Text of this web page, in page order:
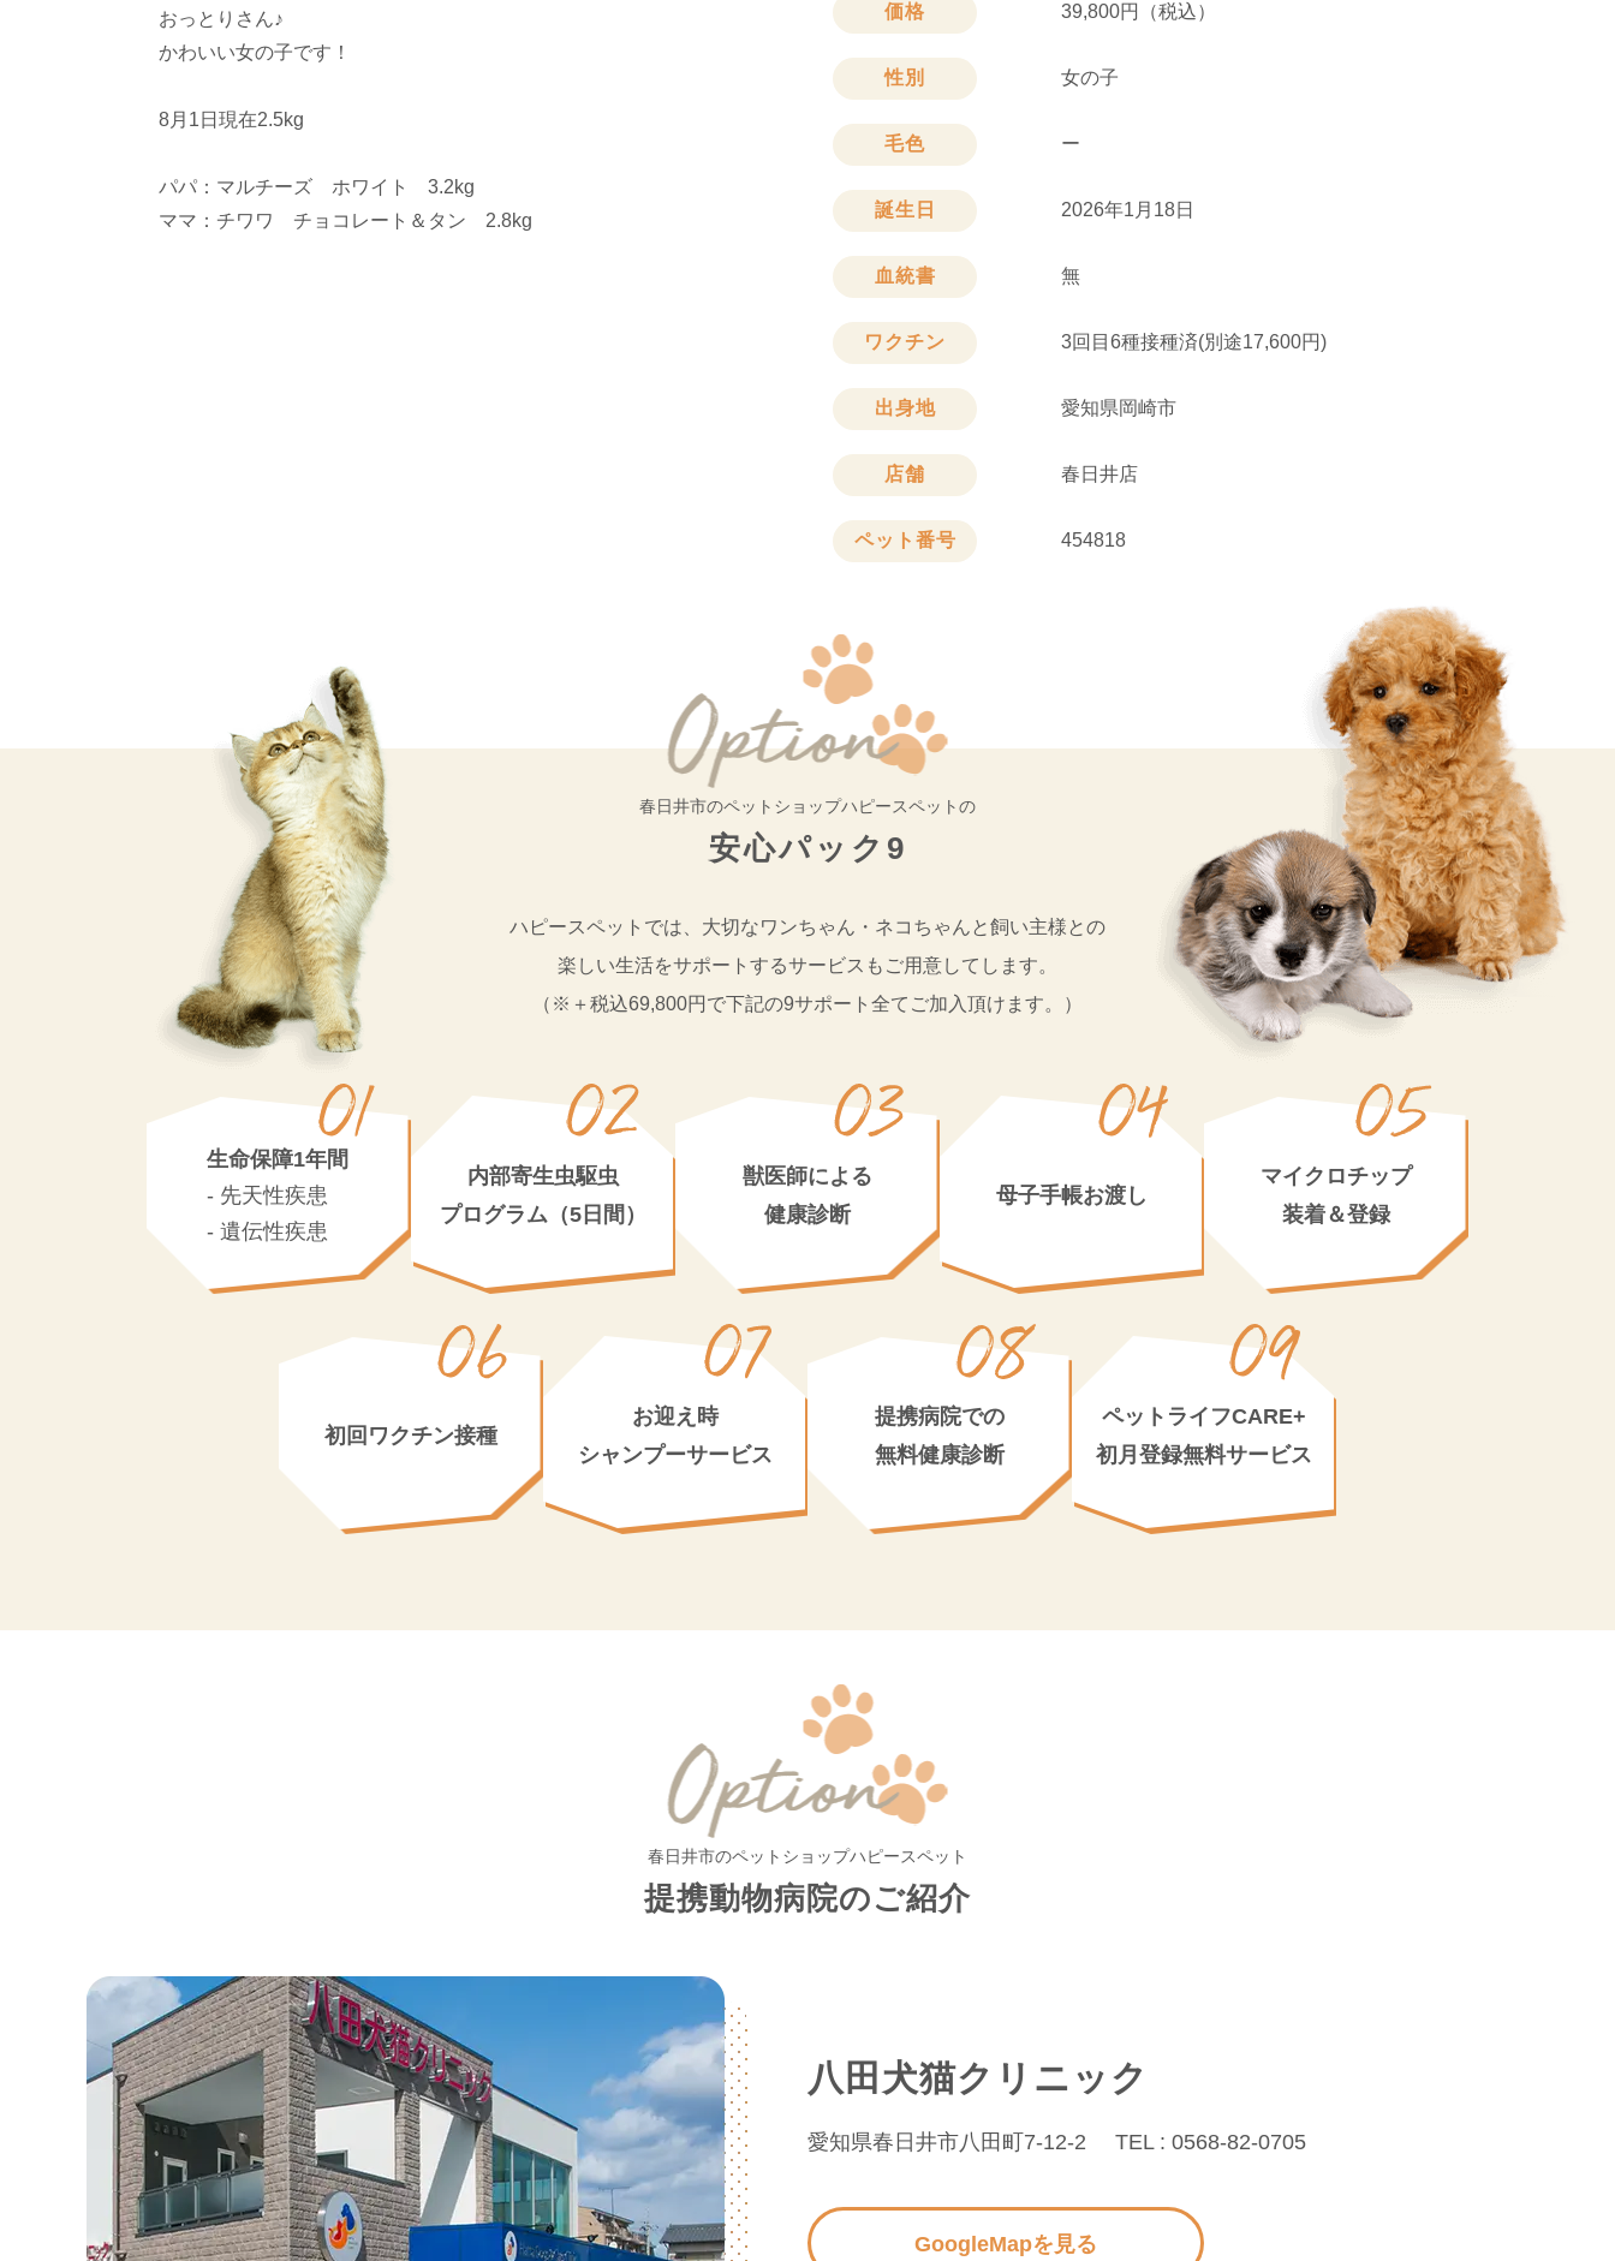
おっとりさん♪
かわいい女の子です！
8月1日現在2.5kg
パパ：マルチーズ ホワイト 3.2kg
ママ：チワワ チョコレート＆タン 2.8kg
価格 39,800円（税込）
性別 女の子
毛色 ー
誕生日 2026年1月18日
血統書 無
ワクチン 3回目6種接種済(別途17,600円)
出身地 愛知県岡崎市
店舗 春日井店
ペット番号 454818
春日井市のペットショップハピースペットの
安心パック9
ハピースペットでは、大切なワンちゃん・ネコちゃんと飼い主様との
楽しい生活をサポートするサービスもご用意してします。
（※＋税込69,800円で下記の9サポート全てご加入頂けます。）
生命保障1年間
先天性疾患
遺伝性疾患
内部寄生虫駆虫
プログラム（5日間）
獣医師による
健康診断
母子手帳お渡し
マイクロチップ
装着＆登録
初回ワクチン接種
お迎え時
シャンプーサービス
提携病院での
無料健康診断
ペットライフCARE+
初月登録無料サービス
春日井市のペットショップハピースペット
提携動物病院のご紹介
八田犬猫クリニック
愛知県春日井市八田町7-12-2 TEL : 0568-82-0705
GoogleMapを見る